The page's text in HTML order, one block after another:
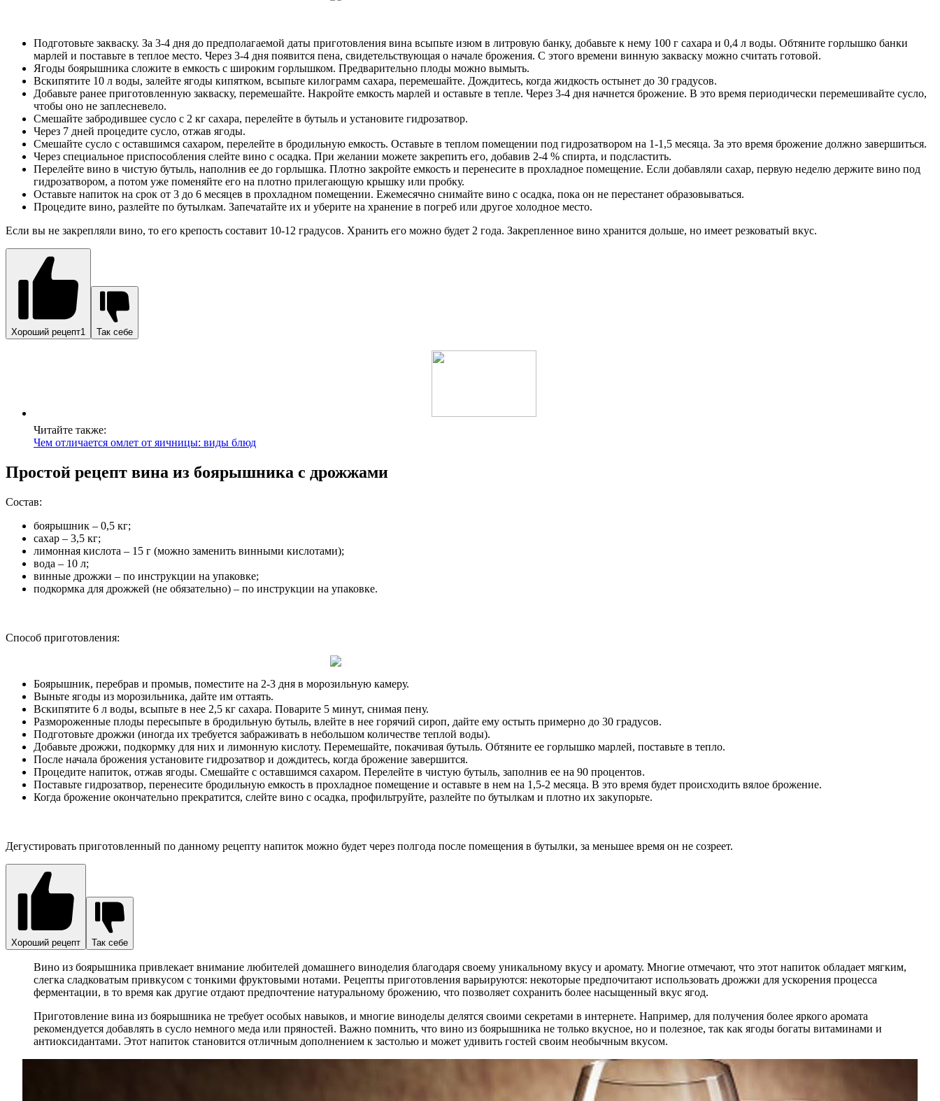
Подготовьте закваску. За 3-4 дня до предполагаемой даты приготовления вина всыпьте изюм в литровую банку, добавьте к нему 100 г сахара и 0,4 л воды. Обтяните горлышко банки
марлей и поставьте в теплое место. Через 3-4 дня появится пена, свидетельствующая о начале брожения. С этого времени винную закваску можно считать готовой.
Ягоды боярышника сложите в емкость с широким горлышком. Предварительно плоды можно вымыть.
Вскипятите 10 л воды, залейте ягоды кипятком, всыпьте килограмм сахара, перемешайте. Дождитесь, когда жидкость остынет до 30 градусов.
Добавьте ранее приготовленную закваску, перемешайте. Накройте емкость марлей и оставьте в тепле. Через 3-4 дня начнется брожение. В это время периодически перемешивайте сусло,
чтобы оно не заплесневело.
Смешайте забродившее сусло с 2 кг сахара, перелейте в бутыль и установите гидрозатвор.
Через 7 дней процедите сусло, отжав ягоды.
Смешайте сусло с оставшимся сахаром, перелейте в бродильную емкость. Оставьте в теплом помещении под гидрозатвором на 1-1,5 месяца. За это время брожение должно завершиться.
Через специальное приспособления слейте вино с осадка. При желании можете закрепить его, добавив 2-4 % спирта, и подсластить.
Перелейте вино в чистую бутыль, наполнив ее до горлышка. Плотно закройте емкость и перенесите в прохладное помещение. Если добавляли сахар, первую неделю держите вино под
гидрозатвором, а потом уже поменяйте его на плотно прилегающую крышку или пробку.
Оставьте напиток на срок от 3 до 6 месяцев в прохладном помещении. Ежемесячно снимайте вино с осадка, пока он не перестанет образовываться.
Процедите вино, разлейте по бутылкам. Запечатайте их и уберите на хранение в погреб или другое холодное место.
Если вы не закрепляли вино, то его крепость составит 10-12 градусов. Хранить его можно будет 2 года. Закрепленное вино хранится дольше, но имеет резковатый вкус.
Хороший рецепт1 Так себе
Читайте также:
Чем отличается омлет от яичницы: виды блюд
Простой рецепт вина из боярышника с дрожжами
Состав:
боярышник – 0,5 кг;
сахар – 3,5 кг;
лимонная кислота – 15 г (можно заменить винными кислотами);
вода – 10 л;
винные дрожжи – по инструкции на упаковке;
подкормка для дрожжей (не обязательно) – по инструкции на упаковке.
Способ приготовления:
Боярышник, перебрав и промыв, поместите на 2-3 дня в морозильную камеру.
Выньте ягоды из морозильника, дайте им оттаять.
Вскипятите 6 л воды, всыпьте в нее 2,5 кг сахара. Поварите 5 минут, снимая пену.
Размороженные плоды пересыпьте в бродильную бутыль, влейте в нее горячий сироп, дайте ему остыть примерно до 30 градусов.
Подготовьте дрожжи (иногда их требуется забраживать в небольшом количестве теплой воды).
Добавьте дрожжи, подкормку для них и лимонную кислоту. Перемешайте, покачивая бутыль. Обтяните ее горлышко марлей, поставьте в тепло.
После начала брожения установите гидрозатвор и дождитесь, когда брожение завершится.
Процедите напиток, отжав ягоды. Смешайте с оставшимся сахаром. Перелейте в чистую бутыль, заполнив ее на 90 процентов.
Поставьте гидрозатвор, перенесите бродильную емкость в прохладное помещение и оставьте в нем на 1,5-2 месяца. В это время будет происходить вялое брожение.
Когда брожение окончательно прекратится, слейте вино с осадка, профильтруйте, разлейте по бутылкам и плотно их закупорьте.
Дегустировать приготовленный по данному рецепту напиток можно будет через полгода после помещения в бутылки, за меньшее время он не созреет.
Хороший рецепт Так себе
Вино из боярышника привлекает внимание любителей домашнего виноделия благодаря своему уникальному вкусу и аромату. Многие отмечают, что этот напиток обладает мягким,
слегка сладковатым привкусом с тонкими фруктовыми нотами. Рецепты приготовления варьируются: некоторые предпочитают использовать дрожжи для ускорения процесса
ферментации, в то время как другие отдают предпочтение натуральному брожению, что позволяет сохранить более насыщенный вкус ягод.
Приготовление вина из боярышника не требует особых навыков, и многие виноделы делятся своими секретами в интернете. Например, для получения более яркого аромата
рекомендуется добавлять в сусло немного меда или пряностей. Важно помнить, что вино из боярышника не только вкусное, но и полезное, так как ягоды богаты витаминами и
антиоксидантами. Этот напиток становится отличным дополнением к застолью и может удивить гостей своим необычным вкусом.